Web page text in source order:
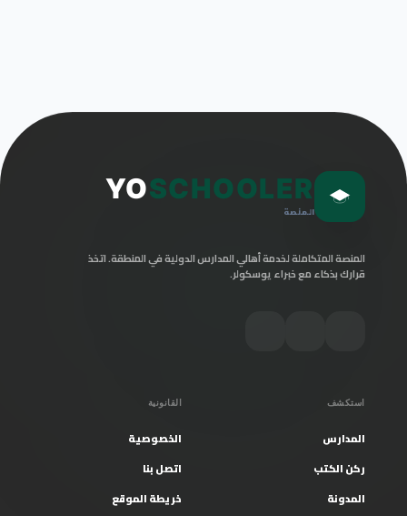
YOSCHOOLER
المنصة
المنصة المتكاملة لخدمة أهالي المدارس الدولية في المنطقة. اتخذ
قرارك بذكاء مع خبراء يوسكولر.
استكشف
المدارس
ركن الكتب
المدونة
القانونية
الخصوصية
اتصل بنا
خريطة الموقع